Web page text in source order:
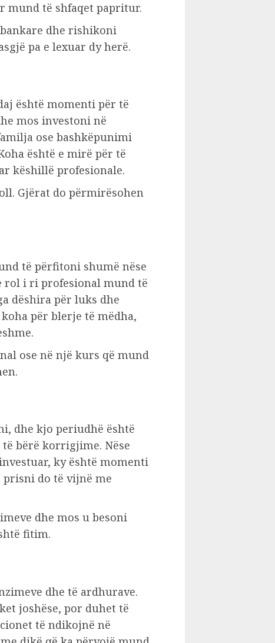
mund të shfaqet papritur.
dhe rishikoni
pa e lexuar dy herë.
është momenti për të
mos investoni në
ose bashkëpunimi
është e mirë për të
këshillë profesionale.
Gjërat do përmirësohen
të përfitoni shumë nëse
rol i ri profesional mund të
dëshira për luks dhe
për blerje të mëdha,
ose në një kurs që mund
dhe kjo periudhë është
bërë korrigjime. Nëse
ky është momenti
prisni do të vijnë me
dhe mos u besoni
fitim.
dhe të ardhurave.
joshëse, por duhet të
të ndikojnë në